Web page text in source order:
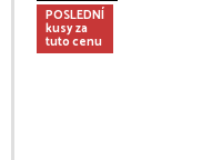
POSLEDNÍ
kusy za
tuto cenu